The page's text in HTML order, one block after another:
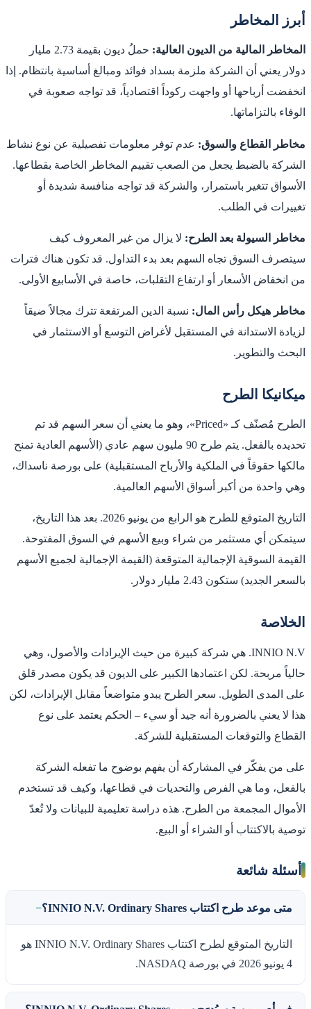
أبرز المخاطر
المخاطر المالية من الديون العالية:
حملُ ديون بقيمة 2.73 مليار
دولار يعني أن الشركة ملزمة بسداد فوائد ومبالغ أساسية بانتظام. إذا
انخفضت أرباحها أو واجهت ركوداً اقتصادياً، قد تواجه صعوبة في
الوفاء بالتزاماتها.
مخاطر القطاع والسوق: عدم توفر معلومات تفصيلية عن نوع نشاط
الشركة بالضبط يجعل من الصعب تقييم المخاطر الخاصة بقطاعها.
الأسواق تتغير باستمرار، والشركة قد تواجه منافسة شديدة أو
تغييرات في الطلب.
مخاطر السيولة بعد الطرح: لا يزال من غير المعروف كيف
سيتصرف السوق تجاه السهم بعد بدء التداول. قد تكون هناك فترات
من انخفاض الأسعار أو ارتفاع التقلبات، خاصة في الأسابيع الأولى.
مخاطر هيكل رأس المال: نسبة الدين المرتفعة تترك مجالاً ضيقاً
لزيادة الاستدانة في المستقبل لأغراض التوسع أو الاستثمار في
البحث والتطوير.
ميكانيكا الطرح
الطرح مُصنّف كـ «Priced»، وهو ما يعني أن سعر السهم قد تم
تحديده بالفعل. يتم طرح 90 مليون سهم عادي (الأسهم العادية تمنح
مالكها حقوقاً في الملكية والأرباح المستقبلية) على بورصة ناسداك،
وهي واحدة من أكبر أسواق الأسهم العالمية.
التاريخ المتوقع للطرح هو الرابع من يونيو 2026. بعد هذا التاريخ،
سيتمكن أي مستثمر من شراء وبيع الأسهم في السوق المفتوحة.
القيمة السوقية الإجمالية المتوقعة (القيمة الإجمالية لجميع الأسهم
بالسعر الجديد) ستكون 2.43 مليار دولار.
الخلاصة
INNIO N.V. هي شركة كبيرة من حيث الإيرادات والأصول، وهي
حالياً مربحة. لكن اعتمادها الكبير على الديون قد يكون مصدر قلق
على المدى الطويل. سعر الطرح يبدو متواضعاً مقابل الإيرادات، لكن
هذا لا يعني بالضرورة أنه جيد أو سيء – الحكم يعتمد على نوع
القطاع والتوقعات المستقبلية للشركة.
على من يفكّر في المشاركة أن يفهم بوضوح ما تفعله الشركة
بالفعل، وما هي الفرص والتحديات في قطاعها، وكيف قد تستخدم
الأموال المجمعة من الطرح. هذه دراسة تعليمية للبيانات ولا تُعدّ
توصية بالاكتتاب أو الشراء أو البيع.
أسئلة شائعة
متى موعد طرح اكتتاب INNIO N.V. Ordinary Shares؟
التاريخ المتوقع لطرح اكتتاب INNIO N.V. Ordinary Shares هو
4 يونيو 2026 في بورصة NASDAQ.